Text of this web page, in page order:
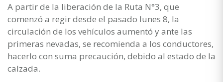
A partir de la liberación de la Ruta N°3, que
comenzó a regir desde el pasado lunes 8, la
circulación de los vehículos aumentó y ante las
primeras nevadas, se recomienda a los conductores,
hacerlo con suma precaución, debido al estado de la
calzada.